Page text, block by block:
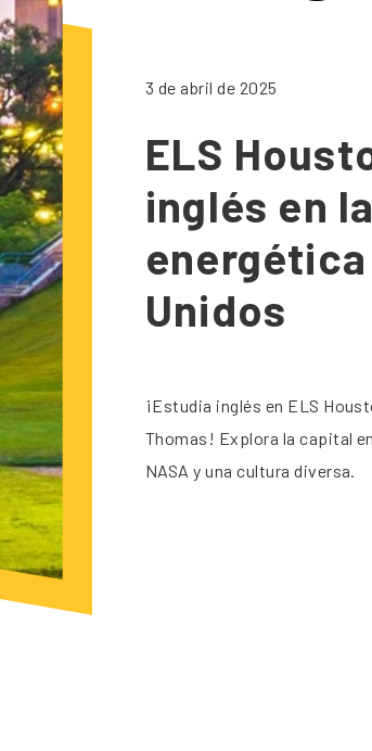
3 de abril de 2025
ELS
inglés en
Unidos
¡Estudia inglés en ELS
Thomas! Explora la capital
NASA y una cultura diversa.